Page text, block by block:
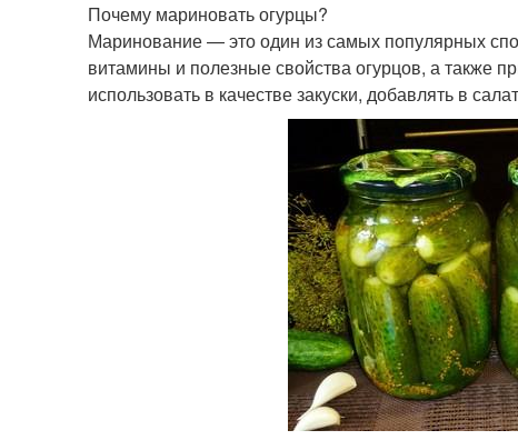
Почему мариновать огурцы?
Маринование — это один из самых популярных
витамины и полезные свойства огурцов, а также
использовать в качестве закуски, добавлять в